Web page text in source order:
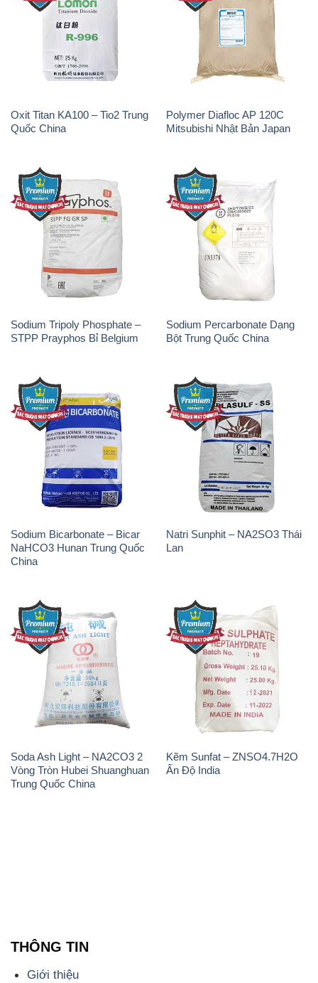
Oxit Titan KA100 – Tio2 Trung
Quốc China
Polymer Diafloc AP 120C
Mitsubishi Nhật Bản Japan
Sodium Tripoly Phosphate –
STPP Prayphos Bỉ Belgium
Sodium Percarbonate Dạng
Bột Trung Quốc China
Sodium Bicarbonate – Bicar
NaHCO3 Hunan Trung Quốc
China
Natri Sunphit – NA2SO3 Thái
Lan
Soda Ash Light – NA2CO3 2
Vòng Tròn Hubei Shuanghuan
Trung Quốc China
Kẽm Sunfat – ZNSO4.7H2O
Ấn Độ India
THÔNG TIN
Giới thiệu